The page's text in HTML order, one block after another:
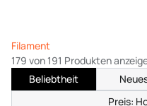
Filament
179 von 191 Produkten
Beliebtheit
Preis: